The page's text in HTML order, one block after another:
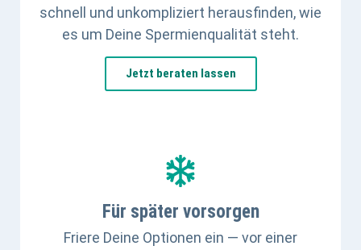
schnell und unkompliziert herausfinden, wie
es um Deine Spermienqualität steht.
Jetzt beraten lassen
Für später vorsorgen
Friere Deine Optionen ein — vor einer